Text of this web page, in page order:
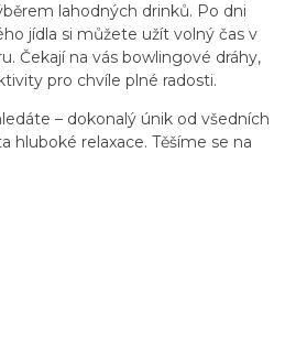
lahodných drinků. Po dni
jídla si můžete užít volný čas v
Čekají na vás bowlingové dráhy,
pro chvíle plné radosti.
– dokonalý únik od všedních
hluboké relaxace. Těšíme se na